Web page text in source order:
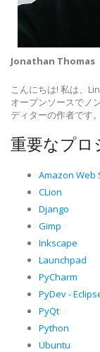
Jonathan Thomas
こんにちは! 私は、
オープンソースでノ
ディターの作者です。
重要なプロ
Amazon Web
CLion
Django
Gimp
Inkscape
Launchpad
PyCharm
PyDev -
PyQt
Python
Ubuntu